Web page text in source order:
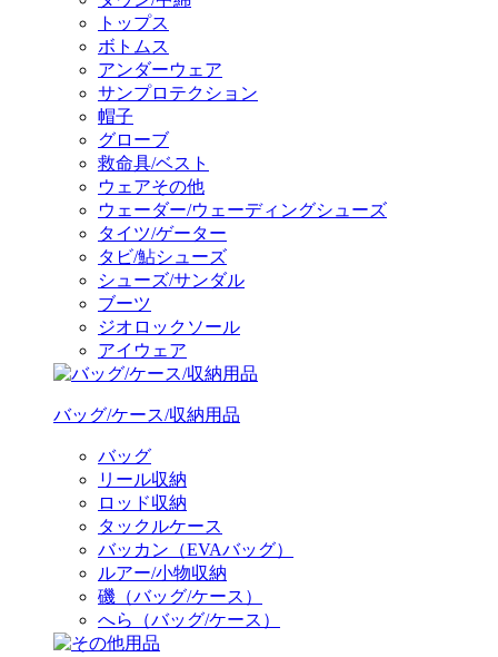
トップス
ボトムス
アンダーウェア
サンプロテクション
帽子
グローブ
救命具/ベスト
ウェアその他
ウェーダー/ウェーディングシューズ
タイツ/ゲーター
タビ/鮎シューズ
シューズ/サンダル
ブーツ
ジオロックソール
アイウェア
バッグ/ケース/収納用品
バッグ
リール収納
ロッド収納
タックルケース
バッカン（EVAバッグ）
ルアー/小物収納
磯（バッグ/ケース）
へら（バッグ/ケース）